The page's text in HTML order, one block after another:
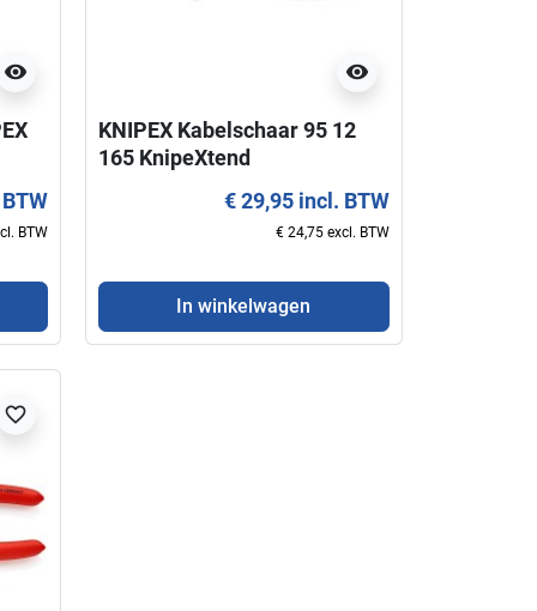
visibility
BTW
visibility
KNIPEX Kabelschaar 95 12
165 KnipeXtend
€ 29,95 incl. BTW
€ 24,75 excl. BTW
In winkelwagen
favorite_border